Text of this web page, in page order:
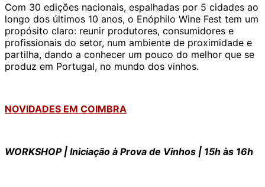
Com 30 edições nacionais, espalhadas por 5 cidades ao
longo dos últimos 10 anos, o Enóphilo Wine Fest tem um
propósito claro: reunir produtores, consumidores e
profissionais do setor, num ambiente de proximidade e
partilha, dando a conhecer um pouco do melhor que se
produz em Portugal, no mundo dos vinhos.
NOVIDADES EM COIMBRA
WORKSHOP | Iniciação à Prova de Vinhos | 15h às 16h